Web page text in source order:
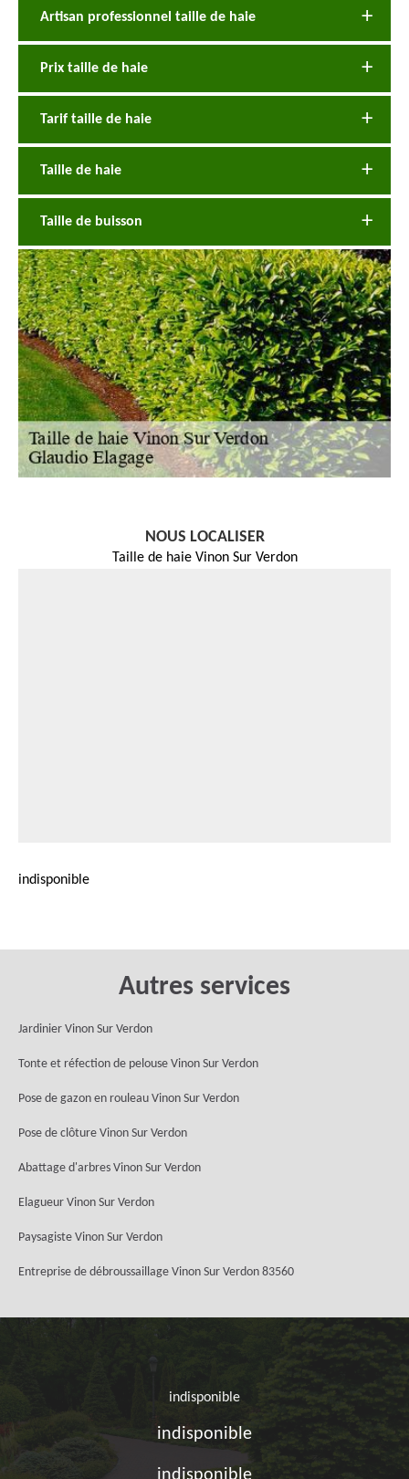
Artisan professionnel taille de haie
Prix taille de haie
Tarif taille de haie
Taille de haie
Taille de buisson
NOUS LOCALISER
Taille de haie Vinon Sur Verdon
indisponible
Autres services
Jardinier Vinon Sur Verdon
Tonte et réfection de pelouse Vinon Sur Verdon
Pose de gazon en rouleau Vinon Sur Verdon
Pose de clôture Vinon Sur Verdon
Abattage d'arbres Vinon Sur Verdon
Elagueur Vinon Sur Verdon
Paysagiste Vinon Sur Verdon
Entreprise de débroussaillage Vinon Sur Verdon 83560
indisponible
indisponible
indisponible